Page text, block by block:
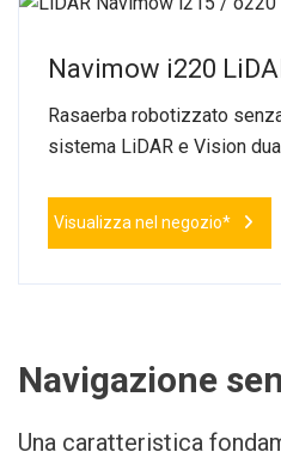
Navimow i220
Rasaerba robotizzato
sistema LiDAR e Vision
Visualizza nel negozio*
Navigazione
Una caratteristica